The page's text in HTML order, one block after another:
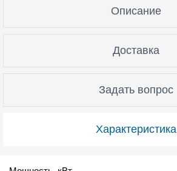
Характеристика
Описание
Доставка
Задать вопрос